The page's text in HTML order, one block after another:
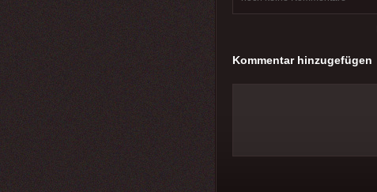
Kommentar hinzugefügen